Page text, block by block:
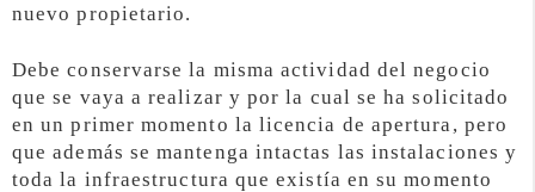
nuevo propietario.
Debe conservarse la misma actividad del negocio
que se vaya a realizar y por la cual se ha solicitado
en un primer momento la licencia de apertura, pero
que además se mantenga intactas las instalaciones y
toda la infraestructura que existía en su momento